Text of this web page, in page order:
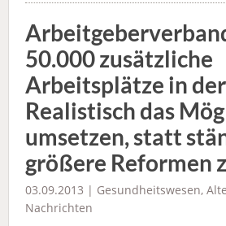
50.000 zusätzliche
Arbeitsplätze in
Realistisch das
umsetzen, statt
größere Reformen
03.09.2013 | Gesundheitswesen,
Nachrichten